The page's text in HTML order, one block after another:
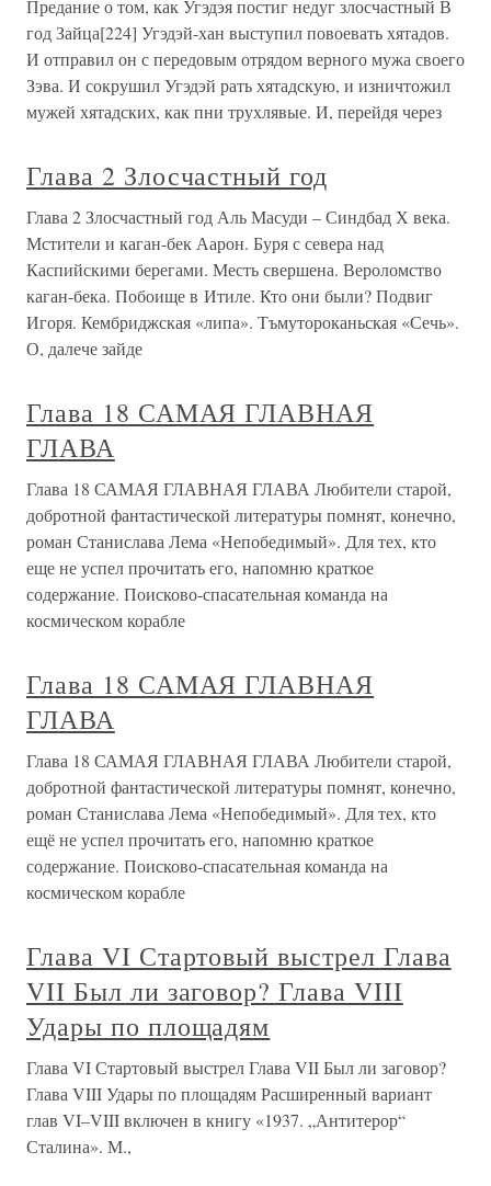
Предание о том, как Угэдэя постиг недуг злосчастный В
год Зайца[224] Угэдэй-хан выступил повоевать хятадов.
И отправил он с передовым отрядом верного мужа своего
Зэва. И сокрушил Угэдэй рать хятадскую, и изничтожил
мужей хятадских, как пни трухлявые. И, перейдя через
Глава 2 Злосчастный год
Глава 2 Злосчастный год Аль Масуди – Синдбад Х века.
Мстители и каган-бек Аарон. Буря с севера над
Каспийскими берегами. Месть свершена. Вероломство
каган-бека. Побоище в Итиле. Кто они были? Подвиг
Игоря. Кембриджская «липа». Тъмутороканьская «Сечь».
О, далече зайде
Глава 18 САМАЯ ГЛАВНАЯ
ГЛАВА
Глава 18 САМАЯ ГЛАВНАЯ ГЛАВА Любители старой,
добротной фантастической литературы помнят, конечно,
роман Станислава Лема «Непобедимый». Для тех, кто
еще не успел прочитать его, напомню краткое
содержание. Поисково-спасательная команда на
космическом корабле
Глава 18 САМАЯ ГЛАВНАЯ
ГЛАВА
Глава 18 САМАЯ ГЛАВНАЯ ГЛАВА Любители старой,
добротной фантастической литературы помнят, конечно,
роман Станислава Лема «Непобедимый». Для тех, кто
ещё не успел прочитать его, напомню краткое
содержание. Поисково-спасательная команда на
космическом корабле
Глава VI Стартовый выстрел Глава
VII Был ли заговор? Глава VIII
Удары по площадям
Глава VI Стартовый выстрел Глава VII Был ли заговор?
Глава VIII Удары по площадям Расширенный вариант
глав VI–VIII включен в книгу «1937. „Антитерор“
Сталина». М.,